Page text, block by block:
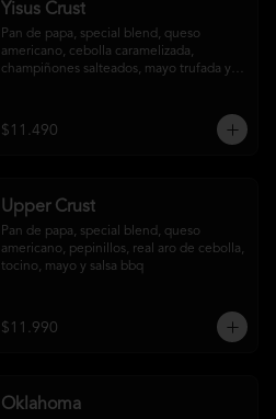
Yisus Crust
Pan de papa, special blend, queso
americano, cebolla caramelizada,
champiñones salteados, mayo trufada y
$11.490
Upper Crust
Pan de papa, special blend, queso
americano, pepinillos, real aro de cebolla,
tocino, mayo y salsa bbq
$11.990
Oklahoma